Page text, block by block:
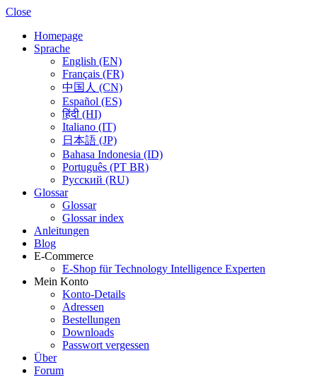
Close
Homepage
Sprache
English (EN)
Français (FR)
中国人 (CN)
Español (ES)
हिंदी (HI)
Italiano (IT)
日本語 (JP)
Bahasa Indonesia (ID)
Português (PT BR)
Pусский (RU)
Glossar
Glossar
Glossar index
Anleitungen
Blog
E-Commerce
E-Shop für Technology Intelligence Experten
Mein Konto
Konto-Details
Adressen
Bestellungen
Downloads
Passwort vergessen
Über
Forum